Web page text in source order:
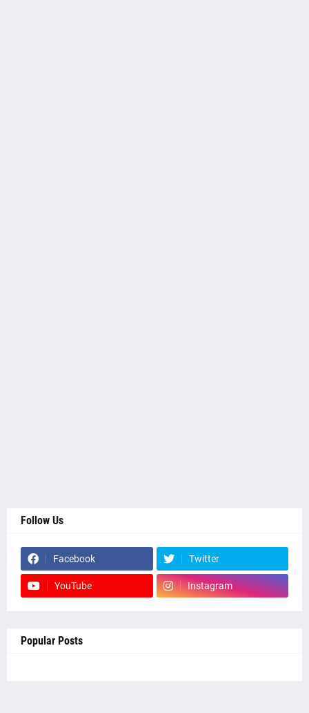
Follow Us
Facebook Twitter
YouTube Instagram
Popular Posts